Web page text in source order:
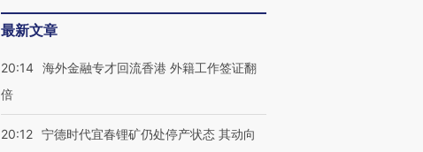
最新文章
20:14 海外金融专才回流香港 外籍工作签证翻
倍
20:12 宁德时代宜春锂矿仍处停产状态 其动向